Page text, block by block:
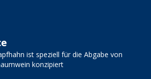
ist speziell für die Abgabe von
konzipiert